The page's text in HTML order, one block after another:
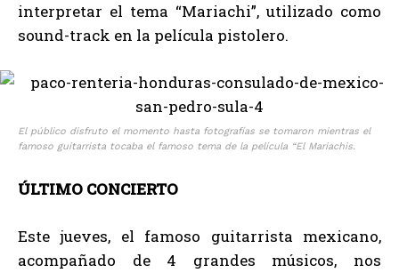
interpretar el tema “Mariachi”, utilizado como
sound-track en la película pistolero.
El público disfruto el momento hasta fotografías se tomaron mientras el
famoso guitarrista tocaba el famoso tema de la película “El Mariachis.
ÚLTIMO CONCIERTO
Este jueves, el famoso guitarrista mexicano,
acompañado de 4 grandes músicos, nos